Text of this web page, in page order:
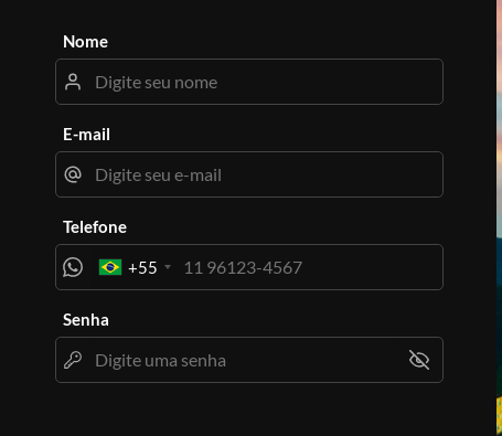
Nome
E-mail
Telefone
+55
Senha